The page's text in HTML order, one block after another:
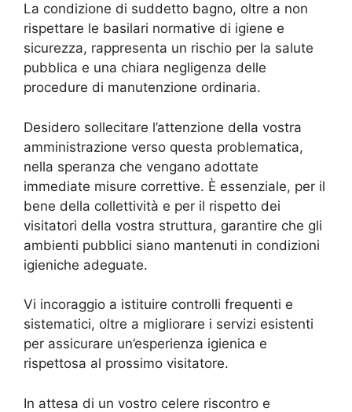
La condizione di suddetto bagno, oltre a non
rispettare le basilari normative di igiene e
sicurezza, rappresenta un rischio per la salute
pubblica e una chiara negligenza delle
procedure di manutenzione ordinaria.
Desidero sollecitare l’attenzione della vostra
amministrazione verso questa problematica,
nella speranza che vengano adottate
immediate misure correttive. È essenziale, per il
bene della collettività e per il rispetto dei
visitatori della vostra struttura, garantire che gli
ambienti pubblici siano mantenuti in condizioni
igieniche adeguate.
Vi incoraggio a istituire controlli frequenti e
sistematici, oltre a migliorare i servizi esistenti
per assicurare un’esperienza igienica e
rispettosa al prossimo visitatore.
In attesa di un vostro celere riscontro e